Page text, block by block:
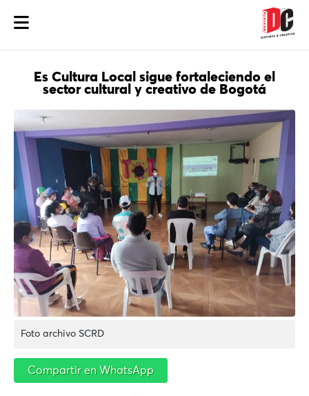
Es Cultura Local sigue fortaleciendo el
sector cultural y creativo de Bogotá
Foto archivo SCRD
Compartir en WhatsApp